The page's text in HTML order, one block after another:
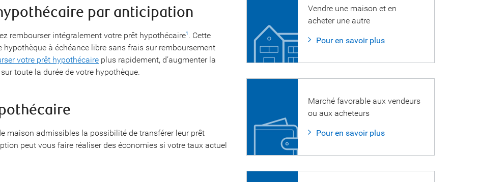
par anticipation
rembourser intégralement votre prêt hypothécaire1 . Cette
à échéance libre sans frais sur remboursement
votre prêt hypothécaire plus rapidement, d’augmenter la
toute la durée de votre hypothèque.
maison admissibles la possibilité de transférer leur prêt
peut vous faire réaliser des économies si votre taux actuel
Vendre une maison et en
acheter une autre
Pour en savoir plus
Marché favorable aux vendeurs
ou aux acheteurs
Pour en savoir plus